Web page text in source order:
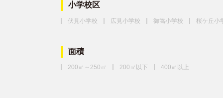
小学校区
伏見小学校 広見小学校 御嵩小学校 桜ケ丘小
面積
200㎡～250㎡ 200㎡以下 400㎡以上